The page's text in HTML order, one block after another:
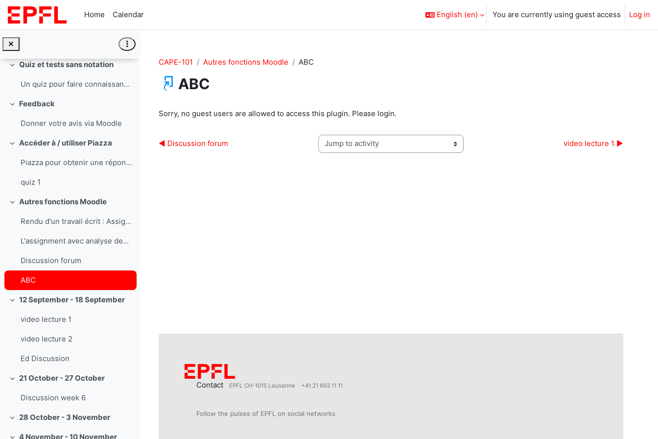
Skip to main content
Home
Calendar English ‎(en)‎ You are currently using guest access Log in
Collapse
Forums
Collapse
Quiz et tests sans notation
Un quiz pour faire connaissance
Collapse
Feedback
Donner votre avis via Moodle
Collapse
Accéder à / utiliser Piazza
Piazza pour obtenir une réponse immédiate et pour intéragir avec vos pairs.
quiz 1
Collapse
Autres fonctions Moodle
Rendu d'un travail écrit : Assignement
L'assignment avec analyse des similarités.
Discussion forum
ABC
Collapse
12 September - 18 September
video lecture 1
video lecture 2
Ed Discussion
Collapse
21 October - 27 October
Discussion week 6
Collapse
28 October - 3 November
4 November - 10 November
CAPE-101 Autres fonctions Moodle ABC
ABC
Sorry, no guest users are allowed to access this plugin. Please login.
◀︎ Discussion forum Jump to activity video lecture 1 ▶︎
Contact EPFL CH-1015 Lausanne +41 21 693 11 11
Follow the pulses of EPFL on social networks